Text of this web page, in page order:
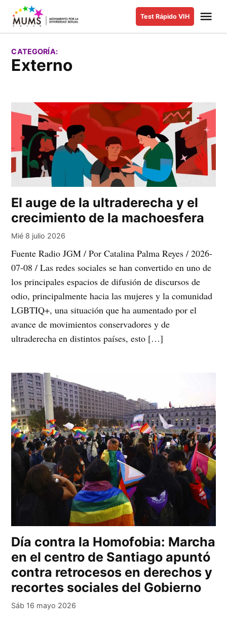
Saltar
contenido
Movimiento
Test Rápido VIH
CATEGORÍA:
Externo
El auge de la ultraderecha y el
crecimiento de la machoesfera
Mié 8 julio 2026
Fuente Radio JGM / Por Catalina Palma Reyes / 2026-
07-08 / Las redes sociales se han convertido en uno de
los principales espacios de difusión de discursos de
odio, principalmente hacia las mujeres y la comunidad
LGBTIQ+, una situación que ha aumentado por el
avance de movimientos conservadores y de
ultraderecha en distintos países, esto […]
Día contra la Homofobia: Marcha
en el centro de Santiago apuntó
contra retrocesos en derechos y
recortes sociales del Gobierno
Sáb 16 mayo 2026